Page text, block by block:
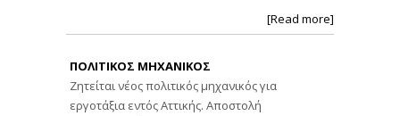
[Read more]
ΠΟΛΙΤΙΚΟΣ ΜΗΧΑΝΙΚΟΣ
Ζητείται νέος πολιτικός μηχανικός για
εργοτάξια εντός Αττικής. Αποστολή